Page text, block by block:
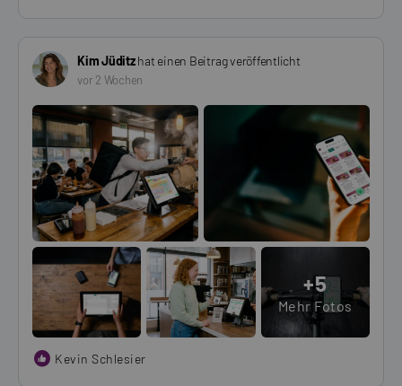
Kim Jüditzhat einen Beitrag veröffentlicht
vor 2 Wochen
+5
Mehr Fotos
Kevin Schlesier